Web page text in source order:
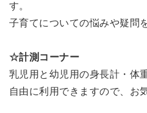
す。
子育てについての悩みや疑問
☆計測コーナー
乳児用と幼児用の身長計・体
自由に利用できますので、お